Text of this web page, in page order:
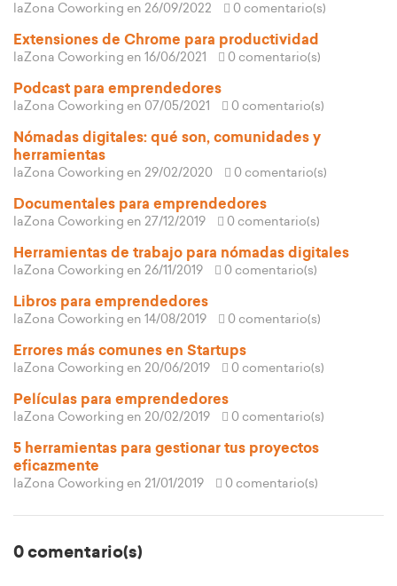
laZona Coworking en 26/09/2022 0 comentario(s)
Extensiones de Chrome para productividad
laZona Coworking en 16/06/2021 0 comentario(s)
Podcast para emprendedores
laZona Coworking en 07/05/2021 0 comentario(s)
Nómadas digitales: qué son, comunidades y
herramientas
laZona Coworking en 29/02/2020 0 comentario(s)
Documentales para emprendedores
laZona Coworking en 27/12/2019 0 comentario(s)
Herramientas de trabajo para nómadas digitales
laZona Coworking en 26/11/2019 0 comentario(s)
Libros para emprendedores
laZona Coworking en 14/08/2019 0 comentario(s)
Errores más comunes en Startups
laZona Coworking en 20/06/2019 0 comentario(s)
Películas para emprendedores
laZona Coworking en 20/02/2019 0 comentario(s)
5 herramientas para gestionar tus proyectos
eficazmente
laZona Coworking en 21/01/2019 0 comentario(s)
0 comentario(s)